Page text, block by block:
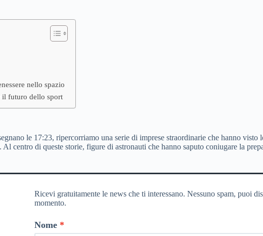
nello spazio
il futuro dello sport
le 17:23, ripercorriamo una serie di imprese straordinarie che hanno
centro di queste storie, figure di astronauti che hanno saputo coniugare la
Ricevi gratuitamente le news che ti interessano. Nessuno spam, puoi
momento.
Nome